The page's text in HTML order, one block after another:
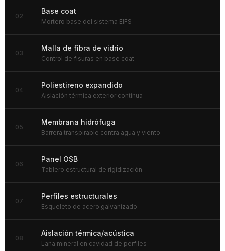
02
Base coat
Mortero base del sistema EIFS
03
Malla de fibra de vidrio
Control de fisuras en base coat
04
Poliestireno expandido
Aislación térmica exterior continua
05
Membrana hidrófuga
Barrera transpirable contra agua y viento
06
Panel OSB
Tablero estructural de rigidización
07
Perfiles estructurales
Esqueleto de acero galvanizado
08
Aislación térmica/acústica
Lana mineral en cavidad de perfiles